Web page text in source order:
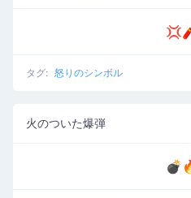
タグ: 怒りのシンボル
火のついた爆弾